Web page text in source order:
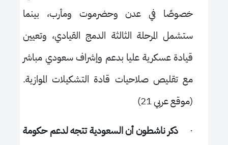
خصوصًا في عدن وحضرموت ومأرب، بينما
ستشمل المرحلة الثالثة الدمج القيادي، وتعيين
قيادة عسكرية عليا بدعم وإشراف سعودي مباشر
مع تقليص صلاحيات قادة التشكيلات الموازية.
(موقع عربي 21)
· ذكر ناشطون أن السعودية تتجه لدعم حكومة